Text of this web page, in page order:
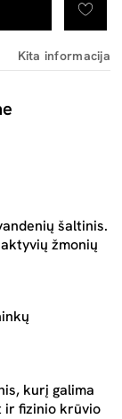
Kita informacija
šaltinis.
žmonių
kurį galima
ir fizinio krūvio